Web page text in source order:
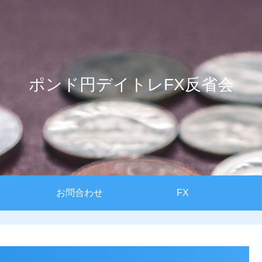
ポンド円デイトレFX反省会
お問合わせ FX